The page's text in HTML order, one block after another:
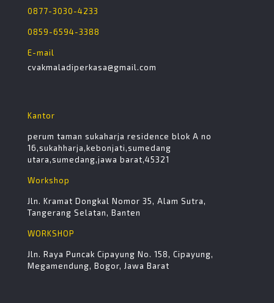
0877-3030-4233
0859-6594-3388
E-mail
cvakmaladiperkasa@gmail.com
Kantor
perum taman sukaharja residence blok A no
16,sukahharja,kebonjati,sumedang
utara,sumedang,jawa barat,45321
Workshop
Jln. Kramat Dongkal Nomor 35, Alam Sutra,
Tangerang Selatan, Banten
WORKSHOP
Jln. Raya Puncak Cipayung No. 158, Cipayung,
Megamendung, Bogor, Jawa Barat